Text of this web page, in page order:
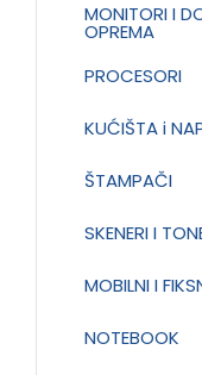
MONITORI I
OPREMA
PROCESORI
KUĆIŠTA i
ŠTAMPAČI
SKENERI I
MOBILNI I
NOTEBOOK